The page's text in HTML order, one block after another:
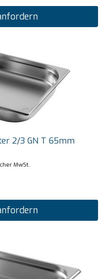
2/3 GN T 65mm
MwSt.